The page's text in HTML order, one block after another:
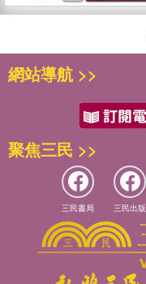
網站導航 >>
聚焦三民 >>
三民書局 三民出版